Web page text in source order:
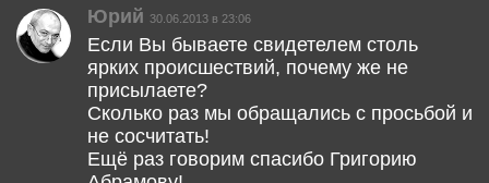
Юрий 30.06.2013 в 23:06
Если Вы бываете свидетелем столь
ярких происшествий, почему же не
присылаете?
Сколько раз мы обращались с просьбой и
не сосчитать!
Ещё раз говорим спасибо Григорию